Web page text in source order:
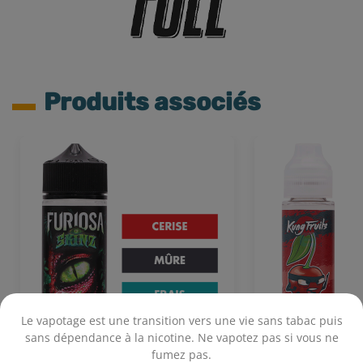
Le vapotage est une transition vers une vie sans tabac puis
sans dépendance à la nicotine. Ne vapotez pas si vous ne
fumez pas.
Produits associés